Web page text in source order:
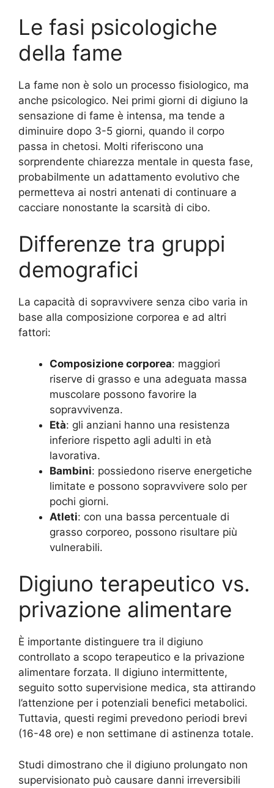
Le fasi psicologiche
della fame
La fame non è solo un processo fisiologico, ma
anche psicologico. Nei primi giorni di digiuno la
sensazione di fame è intensa, ma tende a
diminuire dopo 3-5 giorni, quando il corpo
passa in chetosi. Molti riferiscono una
sorprendente chiarezza mentale in questa fase,
probabilmente un adattamento evolutivo che
permetteva ai nostri antenati di continuare a
cacciare nonostante la scarsità di cibo.
Differenze tra gruppi
demografici
La capacità di sopravvivere senza cibo varia in
base alla composizione corporea e ad altri
fattori:
Composizione corporea: maggiori
riserve di grasso e una adeguata massa
muscolare possono favorire la
sopravvivenza.
Età: gli anziani hanno una resistenza
inferiore rispetto agli adulti in età
lavorativa.
Bambini: possiedono riserve energetiche
limitate e possono sopravvivere solo per
pochi giorni.
Atleti: con una bassa percentuale di
grasso corporeo, possono risultare più
vulnerabili.
Digiuno terapeutico vs.
privazione alimentare
È importante distinguere tra il digiuno
controllato a scopo terapeutico e la privazione
alimentare forzata. Il digiuno intermittente,
seguito sotto supervisione medica, sta attirando
l’attenzione per i potenziali benefici metabolici.
Tuttavia, questi regimi prevedono periodi brevi
(16-48 ore) e non settimane di astinenza totale.
Studi dimostrano che il digiuno prolungato non
supervisionato può causare danni irreversibili